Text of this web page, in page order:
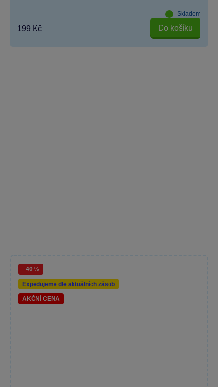
Skladem
199 Kč Do košíku
−40 %
Expedujeme dle aktuálních zásob
AKČNÍ CENA